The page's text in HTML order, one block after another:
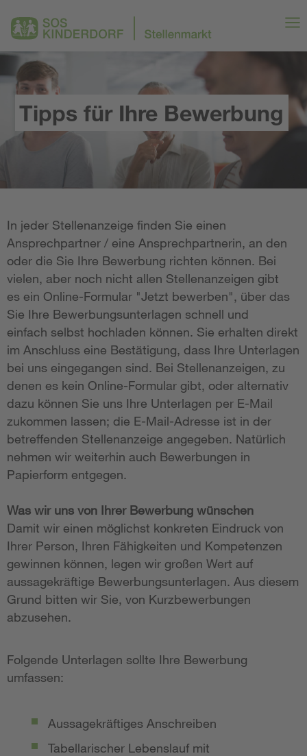
Tipps für Ihre Bewerbung
In jeder Stellenanzeige finden Sie einen
Ansprechpartner / eine Ansprechpartnerin, an den
oder die Sie Ihre Bewerbung richten können. Bei
vielen, aber noch nicht allen Stellenanzeigen gibt
es ein Online-Formular "Jetzt bewerben", über das
Sie Ihre Bewerbungsunterlagen schnell und
einfach selbst hochladen können. Sie erhalten direkt
im Anschluss eine Bestätigung, dass Ihre Unterlagen
bei uns eingegangen sind. Bei Stellenanzeigen, zu
denen es kein Online-Formular gibt, oder alternativ
dazu können Sie uns Ihre Unterlagen per E-Mail
zukommen lassen; die E-Mail-Adresse ist in der
betreffenden Stellenanzeige angegeben. Natürlich
nehmen wir weiterhin auch Bewerbungen in
Papierform entgegen.
Was wir uns von Ihrer Bewerbung wünschen
Damit wir einen möglichst konkreten Eindruck von
Ihrer Person, Ihren Fähigkeiten und Kompetenzen
gewinnen können, legen wir großen Wert auf
aussagekräftige Bewerbungsunterlagen. Aus diesem
Grund bitten wir Sie, von Kurzbewerbungen
abzusehen.
Folgende Unterlagen sollte Ihre Bewerbung
umfassen:
Aussagekräftiges Anschreiben
Tabellarischer Lebenslauf mit